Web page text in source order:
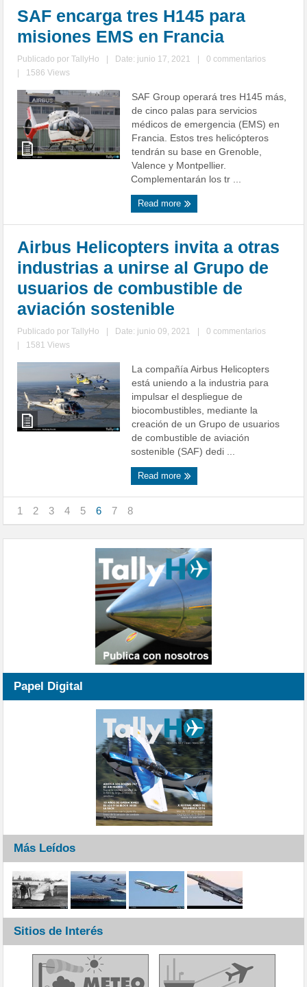
SAF encarga tres H145 para
misiones EMS en Francia
Publicado porTallyHo Date: junio 17, 2021
0 commentarios
1586 Views
SAF Group operará tres H145 más,
de cinco palas para servicios
médicos de emergencia (EMS) en
Francia. Estos tres helicópteros
tendrán su base en Grenoble,
Valence y Montpellier.
Complementarán los tr ...
Read more
Airbus Helicopters invita a otras
industrias a unirse al Grupo de
usuarios de combustible de
aviación sostenible
Publicado porTallyHo Date: junio 09, 2021
0 commentarios
1581 Views
La compañía Airbus Helicopters
está uniendo a la industria para
impulsar el despliegue de
biocombustibles, mediante la
creación de un Grupo de usuarios
de combustible de aviación
sostenible (SAF) dedi ...
Read more
1 2 3 4 5 6 7 8
Papel Digital
Más Leídos
Sitios de Interés